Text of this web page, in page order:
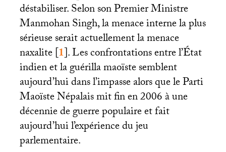
déstabiliser. Selon son Premier Ministre
Manmohan Singh, la menace interne la plus
sérieuse serait actuellement la menace
naxalite[1]. Les confrontations entre l’État
indien et la guérilla maoïste semblent
aujourd’hui dans l’impasse alors que le Parti
Maoïste Népalais mit fin en 2006 à une
décennie de guerre populaire et fait
aujourd’hui l’expérience du jeu
parlementaire.